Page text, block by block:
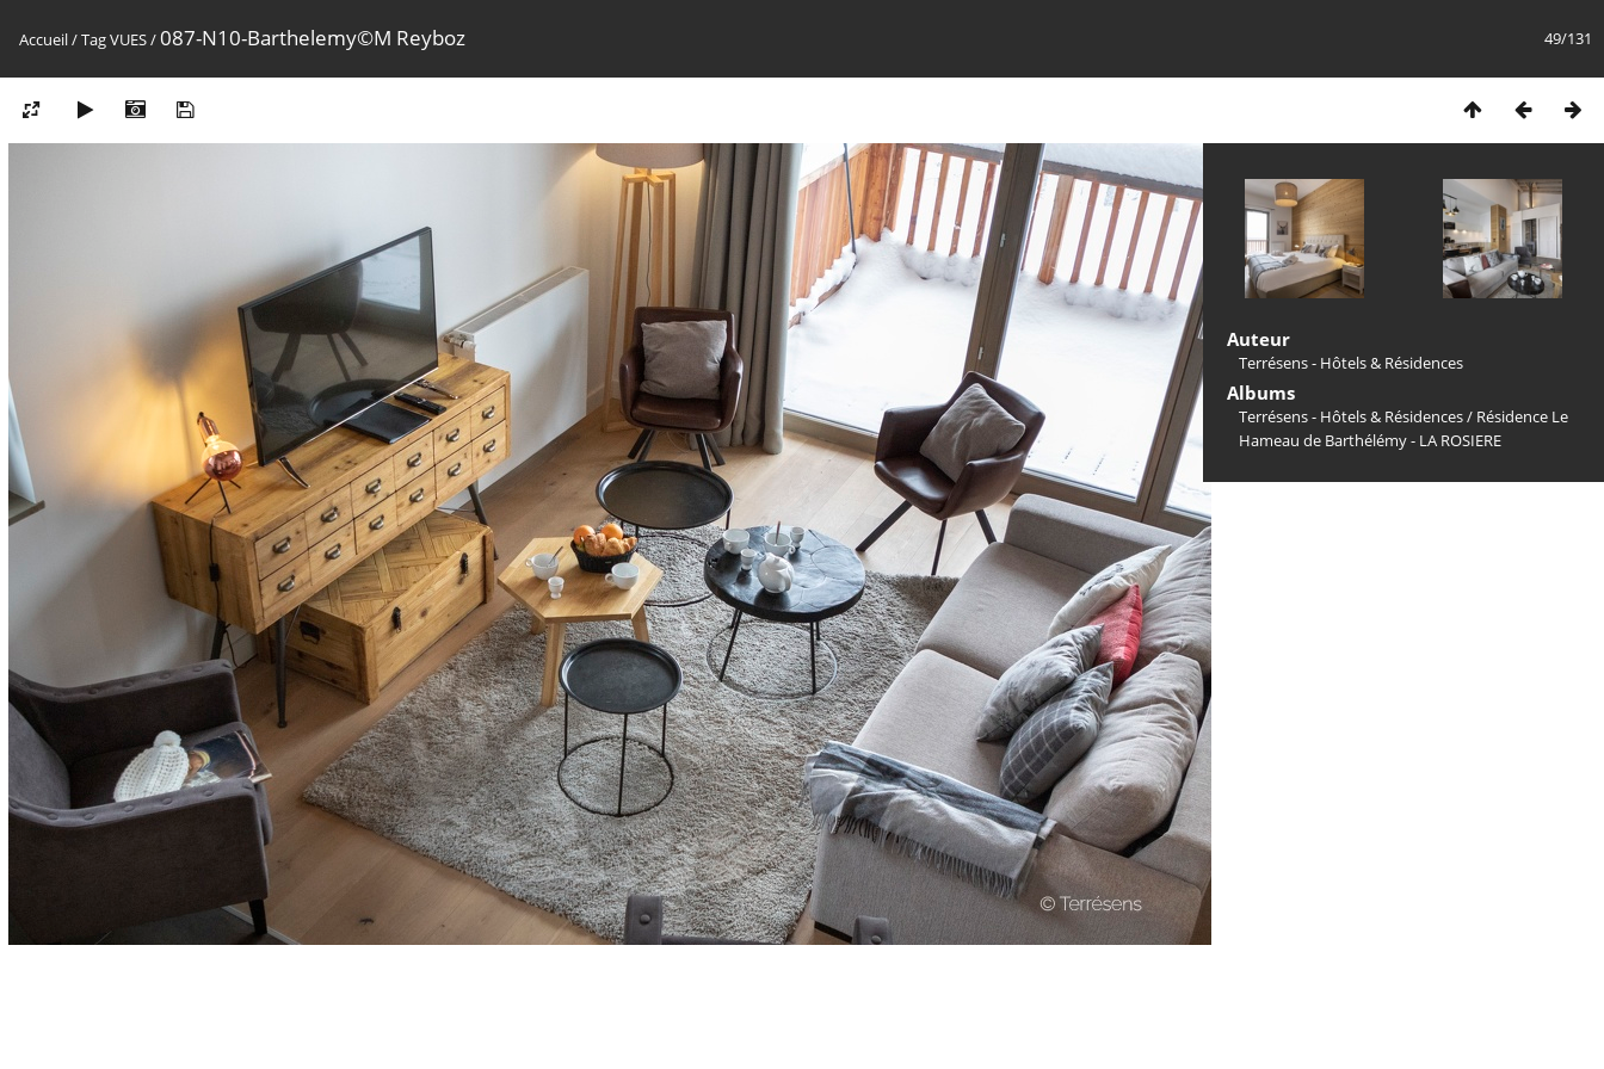
49/131
Accueil/TagVUES/087-N10-Barthelemy©M Reyboz
Auteur
Terrésens - Hôtels & Résidences
Albums
Terrésens - Hôtels & Résidences/ Résidence Le
Hameau de Barthélémy - LA ROSIERE